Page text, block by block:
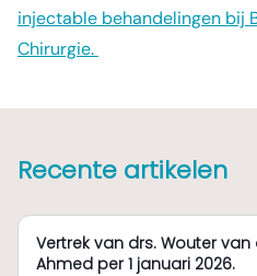
injectable behandelingen bij
Chirurgie.
Recente artikelen
Vertrek van drs. Wouter
Ahmed per 1 januari 2026.